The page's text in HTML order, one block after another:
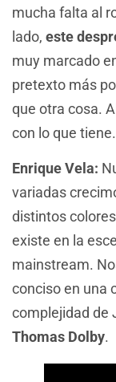
mucha falta al
lado, este
muy marcado
pretexto más
que otra cosa.
con lo que tiene.
Enrique Vela:
variadas
distintos
existe en la
mainstream.
conciso en una
complejidad de
Thomas Dolby.